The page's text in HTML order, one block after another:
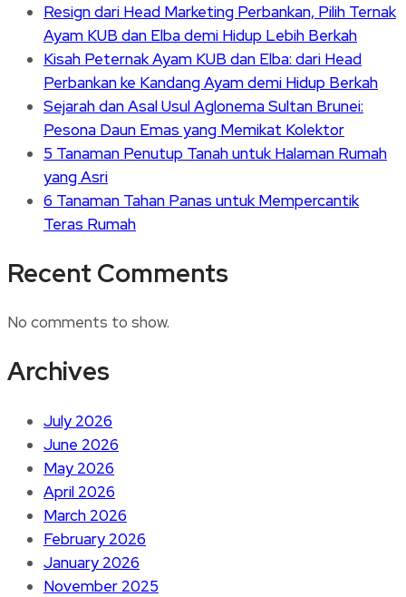
Resign dari Head Marketing Perbankan, Pilih Ternak
Ayam KUB dan Elba demi Hidup Lebih Berkah
Kisah Peternak Ayam KUB dan Elba: dari Head
Perbankan ke Kandang Ayam demi Hidup Berkah
Sejarah dan Asal Usul Aglonema Sultan Brunei:
Pesona Daun Emas yang Memikat Kolektor
5 Tanaman Penutup Tanah untuk Halaman Rumah
yang Asri
6 Tanaman Tahan Panas untuk Mempercantik
Teras Rumah
Recent Comments
No comments to show.
Archives
July 2026
June 2026
May 2026
April 2026
March 2026
February 2026
January 2026
November 2025